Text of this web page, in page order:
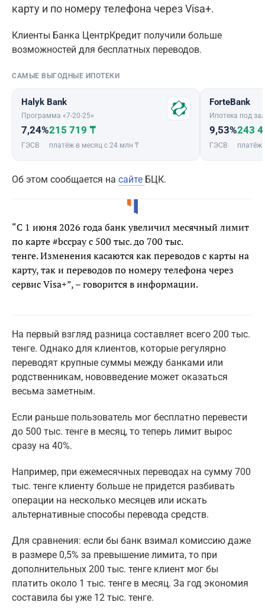
карту и по номеру телефона через Visa+.
Клиенты Банка ЦентрКредит получили больше
возможностей для бесплатных переводов.
САМЫЕ ВЫГОДНЫЕ ИПОТЕКИ
Halyk Bank
Программа «7-20-25»
7,24%
ГЭСВ
215 719 ₸
платёж в месяц с 24 млн ₸
ForteBank
Ипотека под
9,53%
ГЭСВ
243
платёж
Об этом сообщается на сайте БЦК.
“С 1 июня 2026 года банк увеличил месячный лимит
по карте #bccpay с 500 тыс. до 700 тыс.
тенге. Изменения касаются как переводов с карты на
карту, так и переводов по номеру телефона через
сервис Visa+”, – говорится в информации.
На первый взгляд разница составляет всего 200 тыс.
тенге. Однако для клиентов, которые регулярно
переводят крупные суммы между банками или
родственникам, нововведение может оказаться
весьма заметным.
Если раньше пользователь мог бесплатно перевести
до 500 тыс. тенге в месяц, то теперь лимит вырос
сразу на 40%.
Например, при ежемесячных переводах на сумму 700
тыс. тенге клиенту больше не придется разбивать
операции на несколько месяцев или искать
альтернативные способы перевода средств.
Для сравнения: если бы банк взимал комиссию даже
в размере 0,5% за превышение лимита, то при
дополнительных 200 тыс. тенге клиент мог бы
платить около 1 тыс. тенге в месяц. За год экономия
составила бы уже 12 тыс. тенге.